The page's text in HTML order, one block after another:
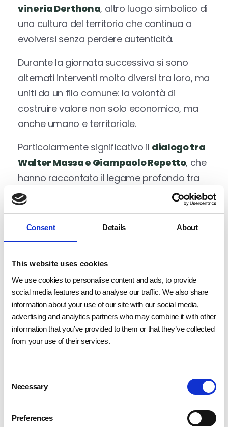
Consent Details About
This website uses cookies
We use cookies to personalise content and ads, to provide
social media features and to analyse our traffic. We also share
information about your use of our site with our social media,
advertising and analytics partners who may combine it with other
information that you’ve provided to them or that they’ve collected
from your use of their services.
Selection
Necessary
Preferences
vineria Derthona, altro luogo simbolico di
una cultura del territorio che continua a
evolversi senza perdere autenticità.
Durante la giornata successiva si sono
alternati interventi molto diversi tra loro, ma
uniti da un filo comune: la volontà di
costruire valore non solo economico, ma
anche umano e territoriale.
Particolarmente significativo il dialogo tra
Walter Massa e Giampaolo Repetto, che
hanno raccontato il legame profondo tra
tradizione, agricoltura, identità ed
evoluzione del Tortonese. Non nostalgia del
passato ma capacità di partire dalle
proprie radici per costruire qualcosa di
Grande spazio anche ai casi concreti del